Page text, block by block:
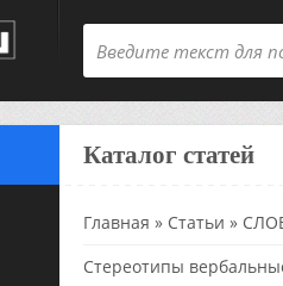
Каталог статей
Главная » Статьи »
Стереотипы